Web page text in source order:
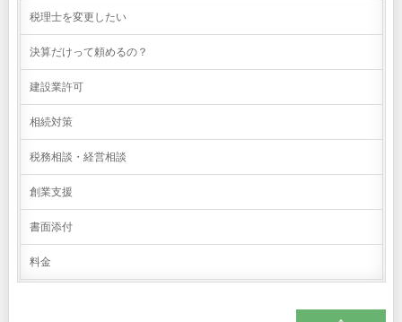
税理士を変更したい
決算だけって頼めるの？
建設業許可
相続対策
税務相談・経営相談
創業支援
書面添付
料金